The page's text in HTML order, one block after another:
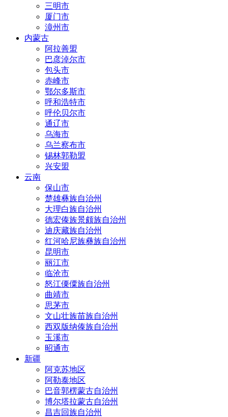
三明市
厦门市
漳州市
内蒙古
阿拉善盟
巴彦淖尔市
包头市
赤峰市
鄂尔多斯市
呼和浩特市
呼伦贝尔市
通辽市
乌海市
乌兰察布市
锡林郭勒盟
兴安盟
云南
保山市
楚雄彝族自治州
大理白族自治州
德宏傣族景颇族自治州
迪庆藏族自治州
红河哈尼族彝族自治州
昆明市
丽江市
临沧市
怒江傈僳族自治州
曲靖市
思茅市
文山壮族苗族自治州
西双版纳傣族自治州
玉溪市
昭通市
新疆
阿克苏地区
阿勒泰地区
巴音郭楞蒙古自治州
博尔塔拉蒙古自治州
昌吉回族自治州